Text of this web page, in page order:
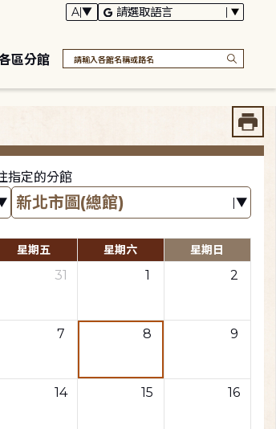
區分館
指定的分館
星期五 星期六 星期日
31 1 2
7 8 9
14 15 16